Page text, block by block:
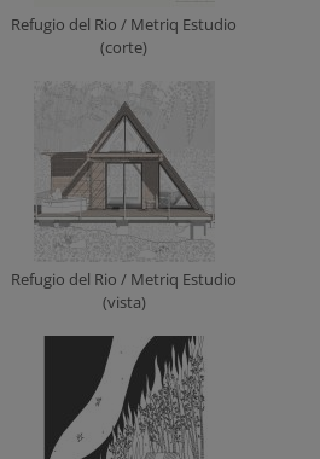
Refugio del Rio / Metriq Estudio
(corte)
Refugio del Rio / Metriq Estudio
(vista)